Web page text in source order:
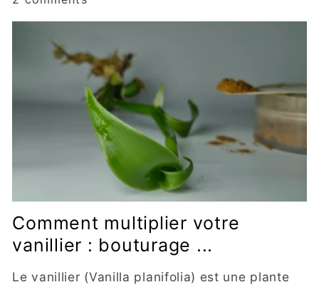
Comment multiplier votre
vanillier : bouturage ...
Le vanillier (Vanilla planifolia) est une plante